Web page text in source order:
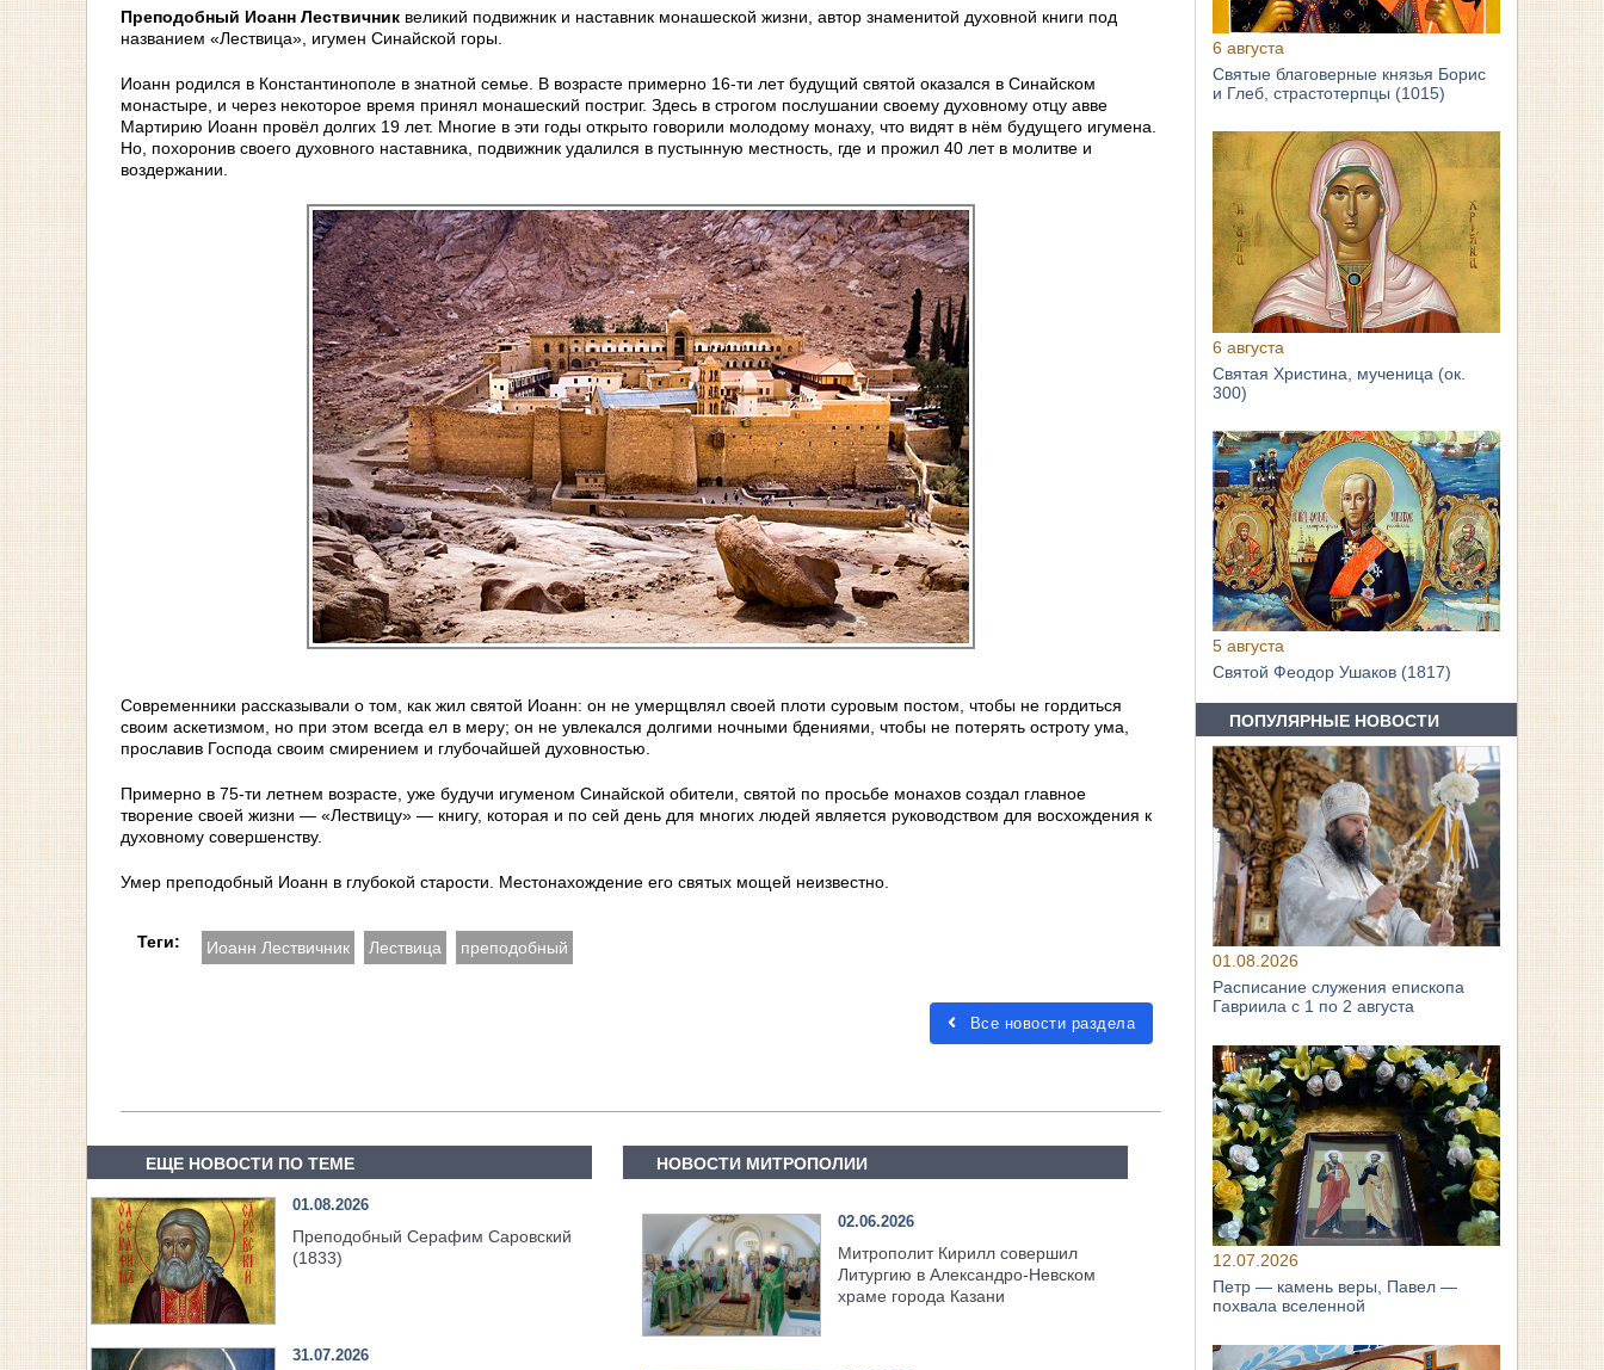
Преподобный Иоанн Лествичник великий подвижник и наставник монашеской жизни, автор знаменитой духовной книги под
названием «Лествица», игумен Синайской горы.
Иоанн родился в Константинополе в знатной семье. В возрасте примерно 16-ти лет будущий святой оказался в Синайском
монастыре, и через некоторое время принял монашеский постриг. Здесь в строгом послушании своему духовному отцу авве
Мартирию Иоанн провёл долгих 19 лет. Многие в эти годы открыто говорили молодому монаху, что видят в нём будущего игумена.
Но, похоронив своего духовного наставника, подвижник удалился в пустынную местность, где и прожил 40 лет в молитве и
воздержании.
Современники рассказывали о том, как жил святой Иоанн: он не умерщвлял своей плоти суровым постом, чтобы не гордиться
своим аскетизмом, но при этом всегда ел в меру; он не увлекался долгими ночными бдениями, чтобы не потерять остроту ума,
прославив Господа своим смирением и глубочайшей духовностью.
Примерно в 75-ти летнем возрасте, уже будучи игуменом Синайской обители, святой по просьбе монахов создал главное
творение своей жизни — «Лествицу» — книгу, которая и по сей день для многих людей является руководством для восхождения к
духовному совершенству.
Умер преподобный Иоанн в глубокой старости. Местонахождение его святых мощей неизвестно.
Теги: Иоанн Лествичник Лествица преподобный
Все новости раздела
ЕЩЕ НОВОСТИ ПО ТЕМЕ
01.08.2026
Преподобный Серафим Саровский
(1833)
31.07.2026
НОВОСТИ МИТРОПОЛИИ
02.06.2026
Митрополит Кирилл совершил
Литургию в Александро-Невском
храме города Казани
6 августа
Святые благоверные князья Борис
и Глеб, страстотерпцы (1015)
6 августа
Святая Христина, мученица (ок.
300)
5 августа
Святой Феодор Ушаков (1817)
ПОПУЛЯРНЫЕ НОВОСТИ
01.08.2026
Расписание служения епископа
Гавриила с 1 по 2 августа
12.07.2026
Петр — камень веры, Павел —
похвала вселенной